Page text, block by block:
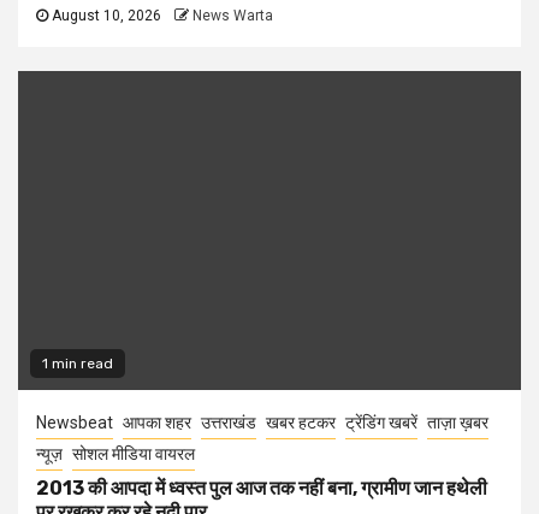
August 10, 2026 News Warta
1 min read
Newsbeat आपका शहर उत्तराखंड खबर हटकर ट्रेंडिंग खबरें ताज़ा ख़बर
न्यूज़ सोशल मीडिया वायरल
2013 की आपदा में ध्वस्त पुल आज तक नहीं बना, ग्रामीण जान हथेली